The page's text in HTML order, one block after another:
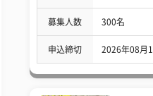
募集人数 300名
申込締切 2026年08月